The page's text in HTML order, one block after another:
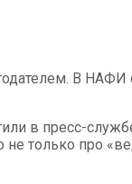
В НАФИ
в пресс-
только про